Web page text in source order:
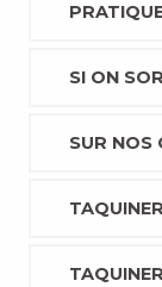
SI ON
SUR NOS